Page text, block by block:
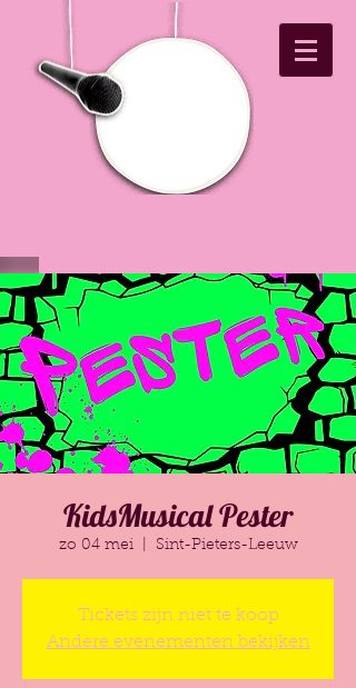
KidsMusical Pester
zo 04 mei
  |
Sint-Pieters-Leeuw
Tickets zijn niet te koop
Andere evenementen bekijken